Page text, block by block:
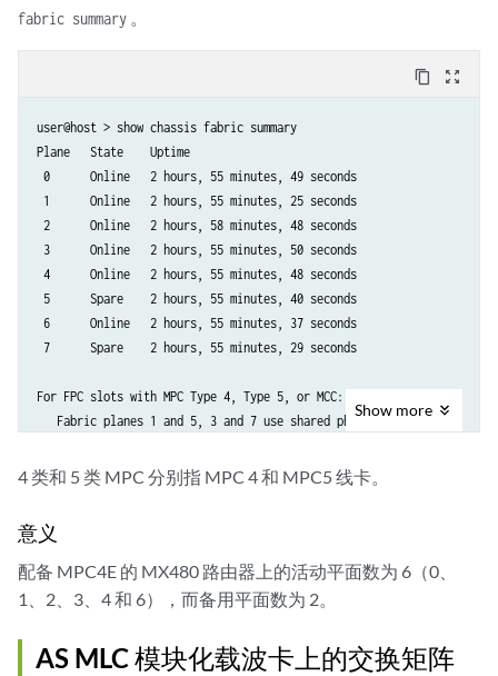
fabric summary
content_copy zoom_out_map
user@host > show chassis fabric summary
Plane   State    Uptime
0      Online   2 hours, 55 minutes, 49 seconds
1      Online   2 hours, 55 minutes, 25 seconds
2      Online   2 hours, 58 minutes, 48 seconds
3      Online   2 hours, 55 minutes, 50 seconds
4      Online   2 hours, 55 minutes, 48 seconds
5      Spare    2 hours, 55 minutes, 40 seconds
6      Online   2 hours, 55 minutes, 37 seconds
7      Spare    2 hours, 55 minutes, 29 seconds
For FPC slots with MPC Type 4, Type 5, or MCC:
   Fabric planes 1 and 5, 3 and 7 use shared physical links.
   plane 1 and 5, or both 3 and 7 are active.
Show more
4 类和 5 类 MPC 分别指 MPC 4 和 MPC5 线卡。
意义
配备 MPC4E 的 MX480 路由器上的活动平面数为 6（0、
1、2、3、4 和 6），而备用平面数为 2。
AS MLC 模块化载波卡上的交换矩阵